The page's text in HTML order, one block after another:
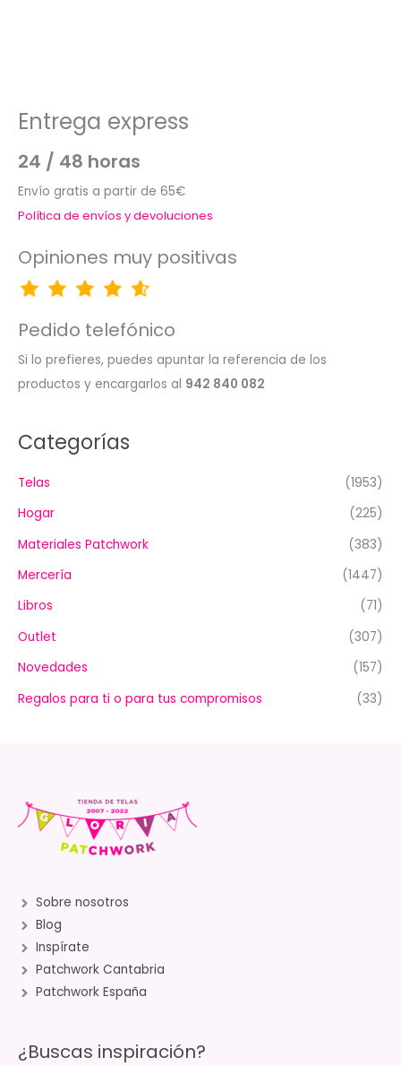
Entrega express
24 / 48 horas
Envío gratis a partir de 65€
Política de envíos y devoluciones
Opiniones muy positivas
Pedido telefónico
Si lo prefieres, puedes apuntar la referencia de los
productos y encargarlos al 942 840 082
Categorías
Telas
(1953)
Hogar
(225)
Materiales Patchwork
(383)
Mercería
(1447)
Libros
(71)
Outlet
(307)
Novedades
(157)
Regalos para ti o para tus compromisos
(33)
Sobre nosotros
Blog
Inspírate
Patchwork Cantabria
Patchwork España
¿Buscas inspiración?